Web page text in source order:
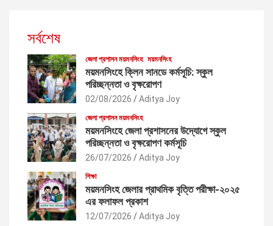
সর্বশেষ
জেলা প্রশাসন ময়মনসিংহ ময়মনসিংহ
ময়মনসিংহে ক্লিন সানডে কর্মসূচি: স্কুল
পরিচ্ছন্নতা ও বৃক্ষরোপণ
02/08/2026 Aditya Joy
জেলা প্রশাসন ময়মনসিংহ
ময়মনসিংহে জেলা প্রশাসনের উদ্যোগে স্কুল
পরিচ্ছন্নতা ও বৃক্ষরোপণ কর্মসূচি
26/07/2026 Aditya Joy
শিক্ষা
ময়মনসিংহ জেলার প্রাথমিক বৃত্তি পরীক্ষা-২০২৫
এর ফলাফল প্রকাশ
12/07/2026 Aditya Joy